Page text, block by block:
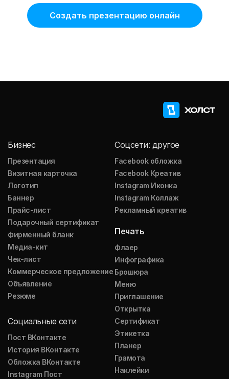
Создать презентацию онлайн
Бизнес
Презентация
Визитная карточка
Логотип
Баннер
Прайс-лист
Подарочный сертификат
Фирменный бланк
Медиа-кит
Чек-лист
Коммерческое предложение
Объявление
Резюме
Социальные сети
Пост ВКонтакте
История ВКонтакте
Обложка ВКонтакте
Instagram Пост
Соцсети: другое
Facebook обложка
Facebook Креатив
Instagram Иконка
Instagram Коллаж
Рекламный креатив
Печать
Флаер
Инфографика
Брошюра
Меню
Приглашение
Открытка
Сертификат
Этикетка
Планер
Грамота
Наклейки